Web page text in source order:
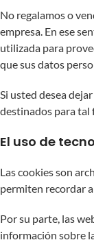
No regalamos o
empresa. En ese
utilizada para
que sus datos
Si usted desea
destinados para tal
El uso de
Las cookies son
permiten recordar
Por su parte, las
información sobre